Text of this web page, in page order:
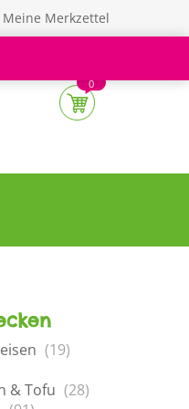
Meine Merkzettel
0
(19)
& Tofu (28)